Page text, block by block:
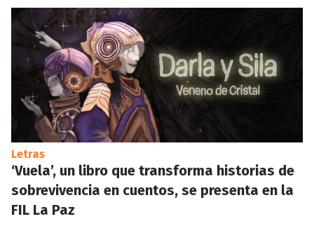
Letras
‘Vuela’, un libro que transforma historias de
sobrevivencia en cuentos, se presenta en la
FIL La Paz